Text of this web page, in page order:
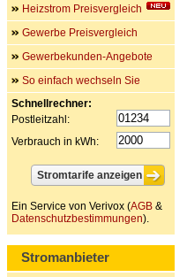
Heizstrom Preisvergleich
Gewerbe Preisvergleich
Gewerbekunden-Angebote
So einfach wechseln Sie
Schnellrechner:
Postleitzahl:
Verbrauch in kWh:
Ein Service von Verivox (AGB &
Datenschutzbestimmungen).
Stromanbieter